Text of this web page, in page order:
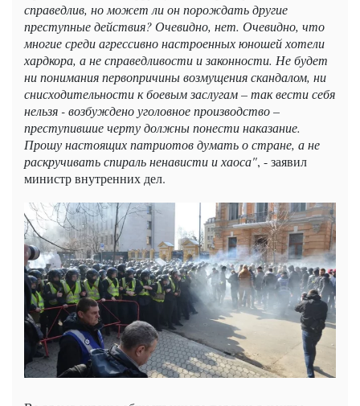
справедлив, но может ли он порождать другие
преступные действия? Очевидно, нет. Очевидно, что
многие среди агрессивно настроенных юношей хотели
хардкора, а не справедливости и законности. Не будет
ни понимания первопричины возмущения скандалом, ни
снисходительности к боевым заслугам – так вести себя
нельзя - возбуждено уголовное производство –
преступившие черту должны понести наказание.
Прошу настоящих патриотов думать о стране, а не
раскручивать спираль ненависти и хаоса", - заявил
министр внутренних дел.